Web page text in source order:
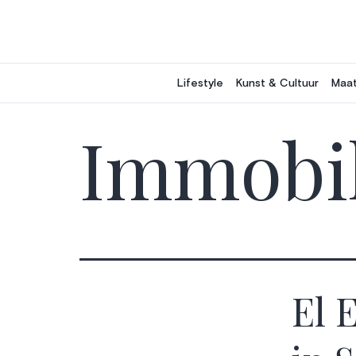
inhoud
Lifestyle Kunst & Cultuur
El